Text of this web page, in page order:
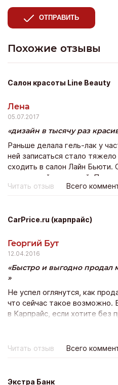
ОТПРАВИТЬ
Похожие отзывы
Салон красоты Line Beauty
Лена
05.07.2017
дизайн в тысячу раз
Раньше делала гель-лак у
ней записаться стало
сходить в салон Лайн Бьюти.
постоянной клиенткой. По
дороже зато дизайн в
Читать отзыв Всего
CarPrice.ru (карпрайс)
Георгий Бут
12.04.2016
Быстро и выгодно продал
Не успел оглянутся, как
что сейчас такое
в Карпрайс, если хотите без
После диагностики машину
там за нее воюют дилеры,
посмеиваешься. Все услуги
Читать отзыв
Всего
Экстра Банк